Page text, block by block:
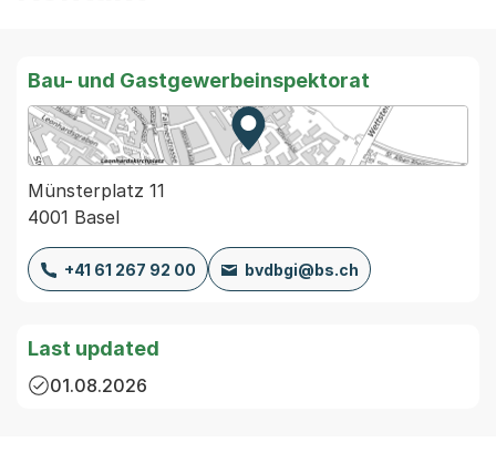
Bau- und Gastgewerbeinspektorat
Zur Karte von MapBS.
Externer Link, wird in einem
Münsterplatz 11
4001 Basel
+41 61 267 92 00 bvdbgi@bs.ch
Last updated
01.08.2026